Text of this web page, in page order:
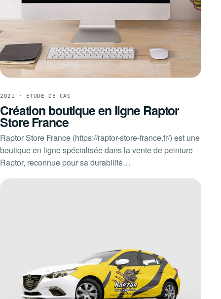
2021 · ÉTUDE DE CAS
Création boutique en ligne Raptor
Store France
Raptor Store France (https://raptor-store-france.fr/) est une
boutique en ligne spécialisée dans la vente de peinture
Raptor, reconnue pour sa durabilité…